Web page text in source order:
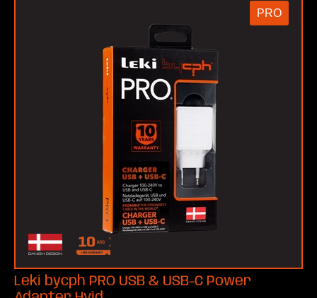
PRO
Leki bycph PRO USB & USB-C Power